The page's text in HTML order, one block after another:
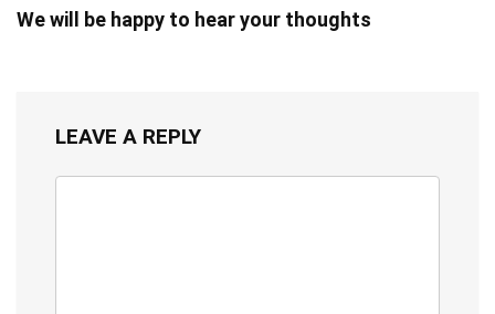
We will be happy to hear your thoughts
LEAVE A REPLY